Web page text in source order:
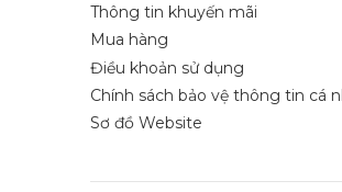
Thông tin khuyến mãi
Mua hàng
Điều khoản sử dụng
Chính sách bảo vệ thông tin cá
Sơ đồ Website